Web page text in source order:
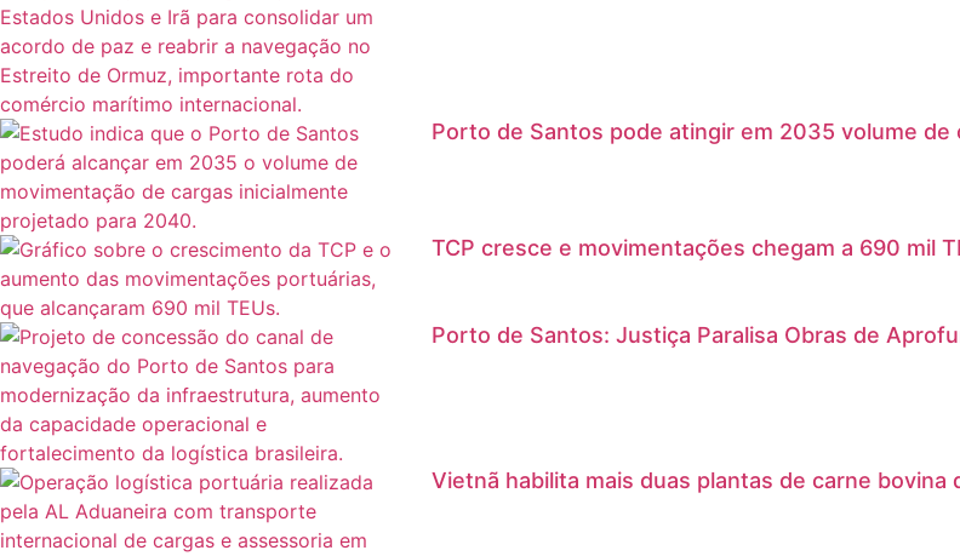
Porto de Santos pode atingir em 2035 volume
TCP cresce e movimentações chegam a 690 mil
Porto de Santos: Justiça Paralisa Obras de
Vietnã habilita mais duas plantas de carne bovina